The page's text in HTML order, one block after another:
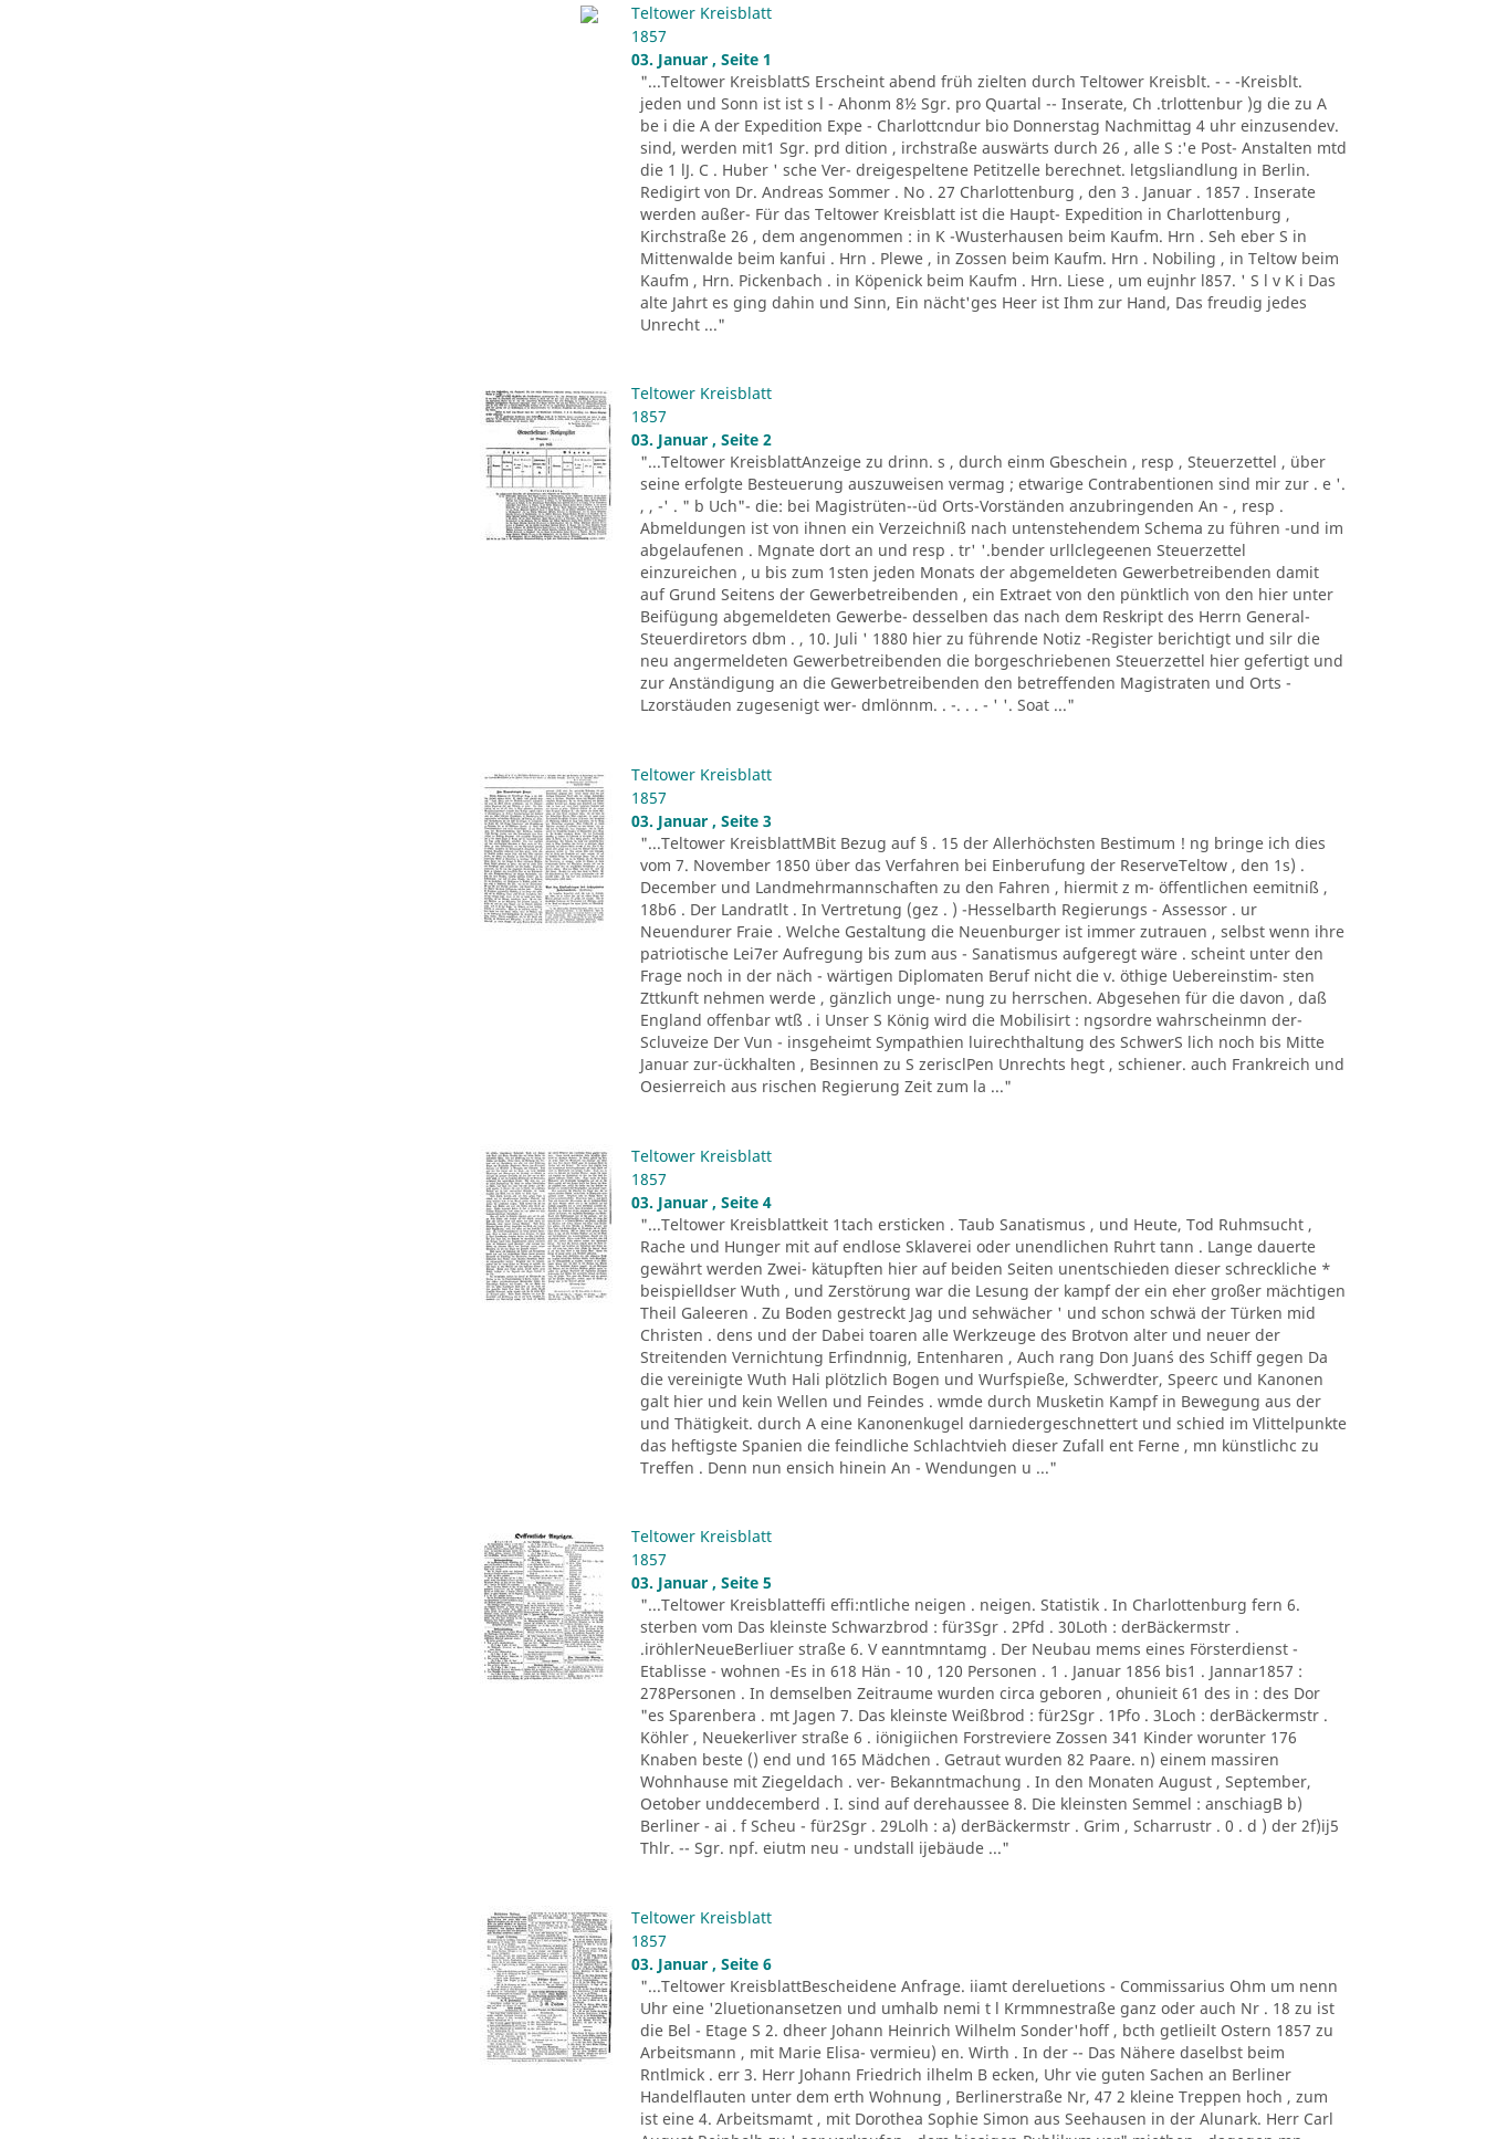
Teltower Kreisblatt
1857
03. Januar , Seite 1
"...Teltower KreisblattS Erscheint abend früh zielten durch Teltower Kreisblt. - - -Kreisblt.
jeden und Sonn ist ist s l - Ahonm 8½ Sgr. pro Quartal -- Inserate, Ch .trlottenbur )g die zu A
be i die A der Expedition Expe - Charlottcndur bio Donnerstag Nachmittag 4 uhr einzusendev.
sind, werden mit1 Sgr. prd dition , irchstraße auswärts durch 26 , alle S :'e Post- Anstalten mtd
die 1 lJ. C . Huber ' sche Ver- dreigespeltene Petitzelle berechnet. letgsliandlung in Berlin.
Redigirt von Dr. Andreas Sommer . No . 27 Charlottenburg , den 3 . Januar . 1857 . Inserate
werden außer- Für das Teltower Kreisblatt ist die Haupt- Expedition in Charlottenburg ,
Kirchstraße 26 , dem angenommen : in K -Wusterhausen beim Kaufm. Hrn . Seh eber S in
Mittenwalde beim kanfui . Hrn . Plewe , in Zossen beim Kaufm. Hrn . Nobiling , in Teltow beim
Kaufm , Hrn. Pickenbach . in Köpenick beim Kaufm . Hrn. Liese , um eujnhr l857. ' S l v K i Das
alte Jahrt es ging dahin und Sinn, Ein nächt'ges Heer ist Ihm zur Hand, Das freudig jedes
Unrecht ..."
Teltower Kreisblatt
1857
03. Januar , Seite 2
"...Teltower KreisblattAnzeige zu drinn. s , durch einm Gbeschein , resp , Steuerzettel , über
seine erfolgte Besteuerung auszuweisen vermag ; etwarige Contrabentionen sind mir zur . e '.
, , -' . " b Uch"- die: bei Magistrüten--üd Orts-Vorständen anzubringenden An - , resp .
Abmeldungen ist von ihnen ein Verzeichniß nach untenstehendem Schema zu führen -und im
abgelaufenen . Mgnate dort an und resp . tr' '.bender urllclegeenen Steuerzettel
einzureichen , u bis zum 1sten jeden Monats der abgemeldeten Gewerbetreibenden damit
auf Grund Seitens der Gewerbetreibenden , ein Extraet von den pünktlich von den hier unter
Beifügung abgemeldeten Gewerbe- desselben das nach dem Reskript des Herrn General-
Steuerdiretors dbm . , 10. Juli ' 1880 hier zu führende Notiz -Register berichtigt und silr die
neu angermeldeten Gewerbetreibenden die borgeschriebenen Steuerzettel hier gefertigt und
zur Anständigung an die Gewerbetreibenden den betreffenden Magistraten und Orts -
Lzorstäuden zugesenigt wer- dmlönnm. . -. . . - ' '. Soat ..."
Teltower Kreisblatt
1857
03. Januar , Seite 3
"...Teltower KreisblattMBit Bezug auf § . 15 der Allerhöchsten Bestimum ! ng bringe ich dies
vom 7. November 1850 über das Verfahren bei Einberufung der ReserveTeltow , den 1s) .
December und Landmehrmannschaften zu den Fahren , hiermit z m- öffentlichen eemitniß ,
18b6 . Der Landratlt . In Vertretung (gez . ) -Hesselbarth Regierungs - Assessor . ur
Neuendurer Fraie . Welche Gestaltung die Neuenburger ist immer zutrauen , selbst wenn ihre
patriotische Lei7er Aufregung bis zum aus - Sanatismus aufgeregt wäre . scheint unter den
Frage noch in der näch - wärtigen Diplomaten Beruf nicht die v. öthige Uebereinstim- sten
Zttkunft nehmen werde , gänzlich unge- nung zu herrschen. Abgesehen für die davon , daß
England offenbar wtß . i Unser S König wird die Mobilisirt : ngsordre wahrscheinmn der-
Scluveize Der Vun - insgeheimt Sympathien luirechthaltung des SchwerS lich noch bis Mitte
Januar zur-ückhalten , Besinnen zu S zerisclPen Unrechts hegt , schiener. auch Frankreich und
Oesierreich aus rischen Regierung Zeit zum la ..."
Teltower Kreisblatt
1857
03. Januar , Seite 4
"...Teltower Kreisblattkeit 1tach ersticken . Taub Sanatismus , und Heute, Tod Ruhmsucht ,
Rache und Hunger mit auf endlose Sklaverei oder unendlichen Ruhrt tann . Lange dauerte
gewährt werden Zwei- kätupften hier auf beiden Seiten unentschieden dieser schreckliche *
beispielldser Wuth , und Zerstörung war die Lesung der kampf der ein eher großer mächtigen
Theil Galeeren . Zu Boden gestreckt Jag und sehwächer ' und schon schwä der Türken mid
Christen . dens und der Dabei toaren alle Werkzeuge des Brotvon alter und neuer der
Streitenden Vernichtung Erfindnnig, Entenharen , Auch rang Don Juan´s des Schiff gegen Da
die vereinigte Wuth Hali plötzlich Bogen und Wurfspieße, Schwerdter, Speerc und Kanonen
galt hier und kein Wellen und Feindes . wmde durch Musketin Kampf in Bewegung aus der
und Thätigkeit. durch A eine Kanonenkugel darniedergeschnettert und schied im Vlittelpunkte
das heftigste Spanien die feindliche Schlachtvieh dieser Zufall ent Ferne , mn künstlichc zu
Treffen . Denn nun ensich hinein An - Wendungen u ..."
Teltower Kreisblatt
1857
03. Januar , Seite 5
"...Teltower Kreisblatteffi effi:ntliche neigen . neigen. Statistik . In Charlottenburg fern 6.
sterben vom Das kleinste Schwarzbrod : für3Sgr . 2Pfd . 30Loth : derBäckermstr .
.iröhlerNeueBerliuer straße 6. V eanntmntamg . Der Neubau mems eines Försterdienst -
Etablisse - wohnen -Es in 618 Hän - 10 , 120 Personen . 1 . Januar 1856 bis1 . Jannar1857 :
278Personen . In demselben Zeitraume wurden circa geboren , ohunieit 61 des in : des Dor
"es Sparenbera . mt Jagen 7. Das kleinste Weißbrod : für2Sgr . 1Pfo . 3Loch : derBäckermstr .
Köhler , Neuekerliver straße 6 . iönigiichen Forstreviere Zossen 341 Kinder worunter 176
Knaben beste () end und 165 Mädchen . Getraut wurden 82 Paare. n) einem massiren
Wohnhause mit Ziegeldach . ver- Bekanntmachung . In den Monaten August , September,
Oetober unddecemberd . I. sind auf derehaussee 8. Die kleinsten Semmel : anschiagB b)
Berliner - ai . f Scheu - für2Sgr . 29Lolh : a) derBäckermstr . Grim , Scharrustr . 0 . d ) der 2f)ij5
Thlr. -- Sgr. npf. eiutm neu - undstall ijebäude ..."
Teltower Kreisblatt
1857
03. Januar , Seite 6
"...Teltower KreisblattBescheidene Anfrage. iiamt dereluetions - Commissarius Ohm um nenn
Uhr eine '2luetionansetzen und umhalb nemi t l Krmmnestraße ganz oder auch Nr . 18 zu ist
die Bel - Etage S 2. dheer Johann Heinrich Wilhelm Sonder'hoff , bcth getlieilt Ostern 1857 zu
Arbeitsmann , mit Marie Elisa- vermieu) en. Wirth . In der -- Das Nähere daselbst beim
Rntlmick . err 3. Herr Johann Friedrich ilhelm B ecken, Uhr vie guten Sachen an Berliner
Handelflauten unter dem erth Wohnung , Berlinerstraße Nr, 47 2 kleine Treppen hoch , zum
ist eine 4. Arbeitsmamt , mit Dorothea Sophie Simon aus Seehausen in der Alunark. Herr Carl